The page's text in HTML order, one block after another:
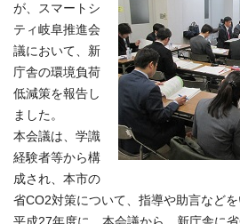
が、スマートシ
ティ岐阜推進会
議において、新
庁舎の環境負荷
低減策を報告し
ました。
本会議は、学識
経験者等から構
成され、本市の
省CO2対策について、指導や助言などを